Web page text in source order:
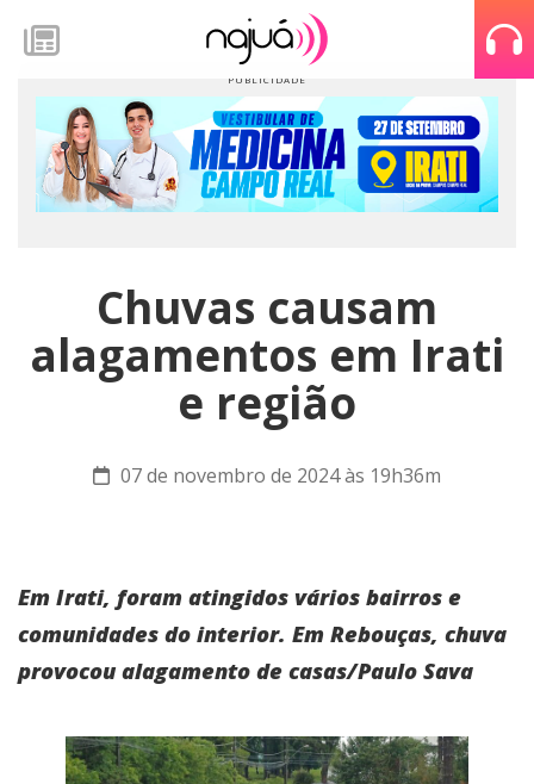
Chuvas causam
alagamentos em Irati
e região
07 de novembro de 2024 às 19h36m
Em Irati, foram atingidos vários bairros e
comunidades do interior. Em Rebouças, chuva
provocou alagamento de casas/Paulo Sava